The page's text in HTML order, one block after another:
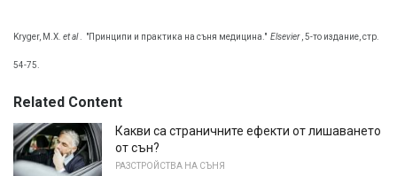
Kryger, М.Х. et al. "Принципи и практика на съня медицина." Elsevier, 5-то издание, стр.
54-75.
Related Content
Какви са страничните ефекти от лишаването
от сън?
РАЗСТРОЙСТВА НА СЪНЯ